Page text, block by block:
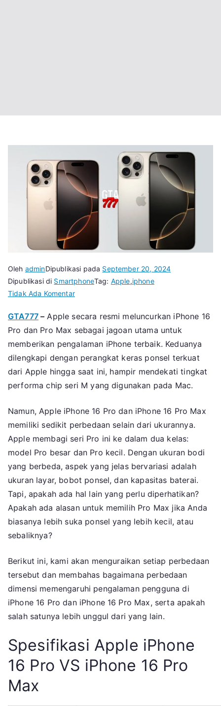
Oleh adminDipublikasi pada September 20, 2024
Dipublikasi di SmartphoneTag: Apple,iphone
Tidak Ada Komentarpada
iPhone
16
Pro
VS
Mana
yang
Paling
Cocok
GTA777– Apple secara resmi meluncurkan iPhone 16
Pro dan Pro Max sebagai jagoan utama untuk
memberikan pengalaman iPhone terbaik. Keduanya
dilengkapi dengan perangkat keras ponsel terkuat
dari Apple hingga saat ini, hampir mendekati tingkat
performa chip seri M yang digunakan pada Mac.
Namun, Apple iPhone 16 Pro dan iPhone 16 Pro Max
memiliki sedikit perbedaan selain dari ukurannya.
Apple membagi seri Pro ini ke dalam dua kelas:
model Pro besar dan Pro kecil. Dengan ukuran bodi
yang berbeda, aspek yang jelas bervariasi adalah
ukuran layar, bobot ponsel, dan kapasitas baterai.
Tapi, apakah ada hal lain yang perlu diperhatikan?
Apakah ada alasan untuk memilih Pro Max jika Anda
biasanya lebih suka ponsel yang lebih kecil, atau
sebaliknya?
Berikut ini, kami akan menguraikan setiap perbedaan
tersebut dan membahas bagaimana perbedaan
dimensi memengaruhi pengalaman pengguna di
iPhone 16 Pro dan iPhone 16 Pro Max, serta apakah
salah satunya lebih unggul dari yang lain.
Spesifikasi Apple iPhone
16 Pro VS iPhone 16 Pro
Max